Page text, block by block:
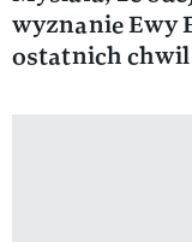
wyznanie Ewy
ostatnich